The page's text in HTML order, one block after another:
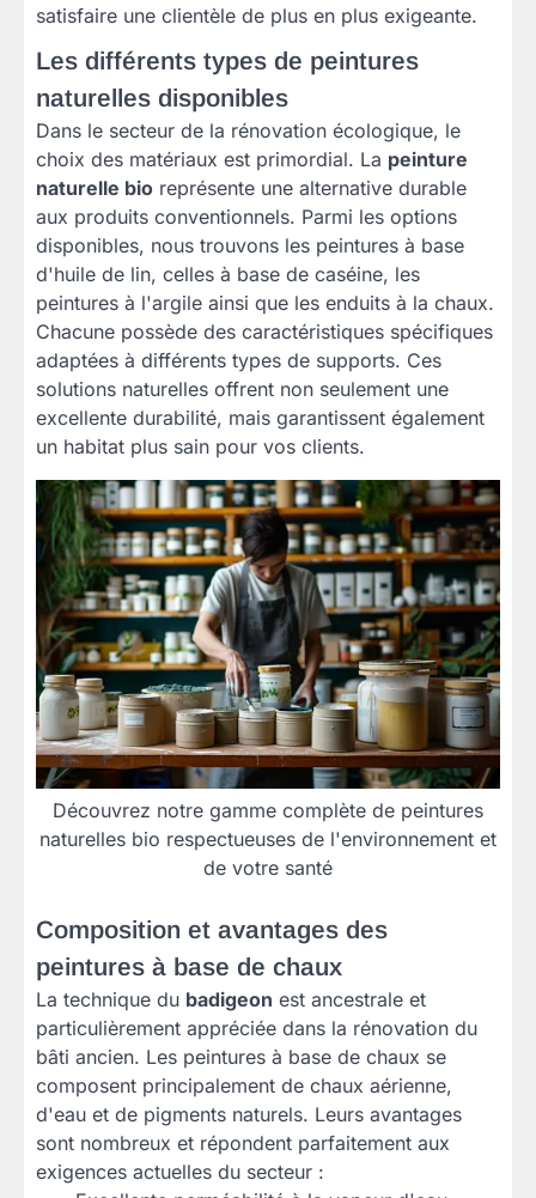
satisfaire une clientèle de plus en plus exigeante.
Les différents types de peintures
naturelles disponibles
Dans le secteur de la rénovation écologique, le
choix des matériaux est primordial. La peinture
naturelle bio représente une alternative durable
aux produits conventionnels. Parmi les options
disponibles, nous trouvons les peintures à base
d'huile de lin, celles à base de caséine, les
peintures à l'argile ainsi que les enduits à la chaux.
Chacune possède des caractéristiques spécifiques
adaptées à différents types de supports. Ces
solutions naturelles offrent non seulement une
excellente durabilité, mais garantissent également
un habitat plus sain pour vos clients.
Découvrez notre gamme complète de peintures
naturelles bio respectueuses de l'environnement et
de votre santé
Composition et avantages des
peintures à base de chaux
La technique du badigeon est ancestrale et
particulièrement appréciée dans la rénovation du
bâti ancien. Les peintures à base de chaux se
composent principalement de chaux aérienne,
d'eau et de pigments naturels. Leurs avantages
sont nombreux et répondent parfaitement aux
exigences actuelles du secteur :